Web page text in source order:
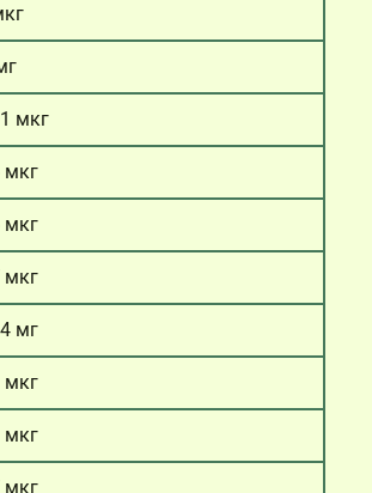
мкг
мкг
мкг
мкг
мг
мкг
мкг
мкг